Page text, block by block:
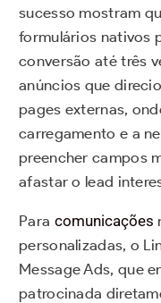
sucesso mostram
formulários nativos
conversão até três
anúncios que
pages externas,
carregamento e a
preencher campos
afastar o lead
Para comunicações
personalizadas, o
Message Ads, que
patrocinada